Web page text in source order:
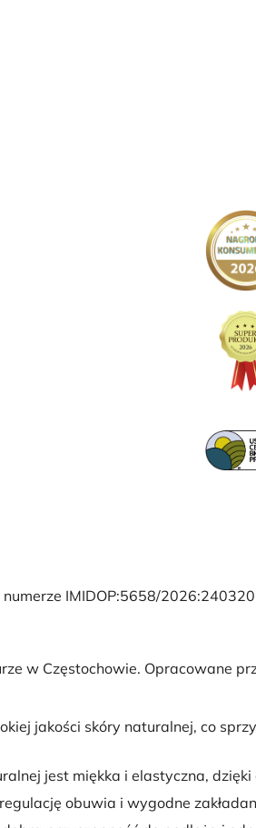
IMIDOP:5658/
w Częstochowie. Opracowane
jakości skóry naturalnej, co
jest miękka i elastyczna,
obuwia i wygodne